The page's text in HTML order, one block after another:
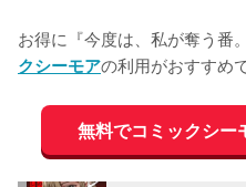
お得に『今度は、私が奪う番
クシーモアの利用がおすすめで
無料でコミックシー